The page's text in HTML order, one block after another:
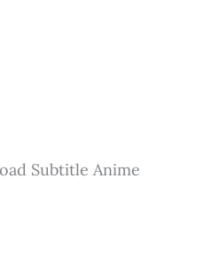
Subtitle Anime